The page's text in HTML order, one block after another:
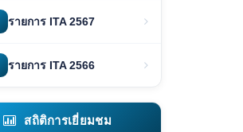
รายการ ITA 2567
รายการ ITA 2566
สถิติการเยี่ยมชม